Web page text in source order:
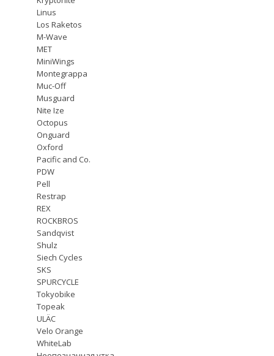
Linus
Los Raketos
M-Wave
MET
MiniWings
Montegrappa
Muc-Off
Musguard
Nite Ize
Octopus
Onguard
Oxford
Pacific and Co.
PDW
Pell
Restrap
REX
ROCKBROS
Sandqvist
Shulz
Siech Cycles
SKS
SPURCYCLE
Tokyobike
Topeak
ULÄC
Velo Orange
WhiteLab